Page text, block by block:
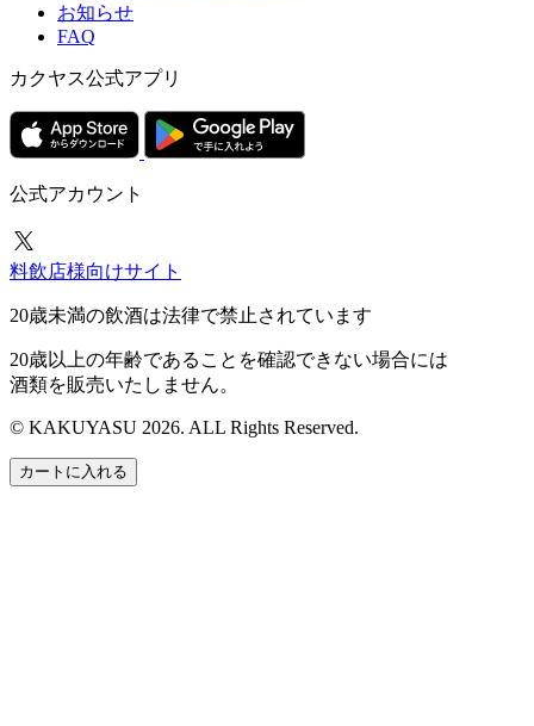
お知らせ
FAQ
カクヤス公式アプリ
公式アカウント
料飲店様向けサイト
20歳未満の飲酒は法律で禁止されています
20歳以上の年齢であることを確認できない場合には
酒類を販売いたしません。
© KAKUYASU 2026. ALL Rights Reserved.
カートに入れる